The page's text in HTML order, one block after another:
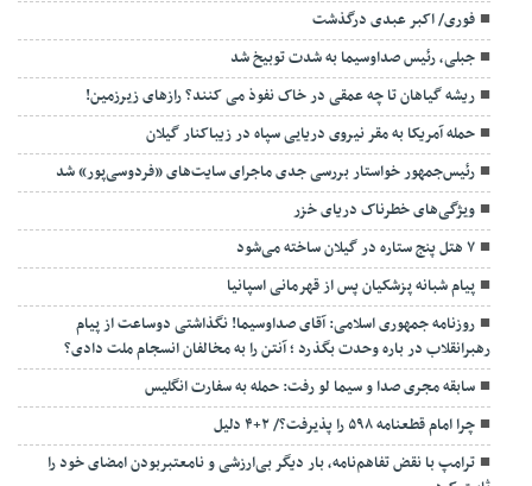
فوری/ اکبر عبدی درگذشت
جبلی، رئیس صداوسیما به شدت توبیخ شد
ریشه گیاهان تا چه عمقی در خاک نفوذ می کنند؟ رازهای زیرزمین!
حمله آمریکا به مقر نیروی دریایی سپاه در زیباکنار گیلان
رئیس‌جمهور خواستار بررسی جدی ماجرای سایت‌های «فردوسی‌پور» شد
ویژگی‌های خطرناک دریای خزر
۷ هتل پنج ستاره در گیلان ساخته می‌شود
پیام شبانه پزشکیان پس از قهرمانی اسپانیا
روزنامه جمهوری اسلامی: آقای صداوسیما! نگذاشتی دوساعت از پیام
رهبرانقلاب در باره وحدت بگذرد ؛ آنتن را به مخالفان انسجام ملت دادی؟
سابقه مجری صدا و سیما لو رفت: حمله به سفارت انگلیس
چرا امام قطعنامه ۵۹۸ را پذیرفت؟/ ۲+۴ دلیل
ترامپ با نقض تفاهم‌نامه، بار دیگر بی‌ارزشی و نامعتبربودن امضای خود را